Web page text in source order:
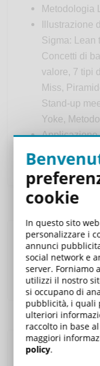
Metodologia
Illustrazione
Sigma: Lean
Concetti di
valore, 7 tipi
Miss,
Stand-up
Yoke,
Applicazione
Carrello
Il suo carrello è
Corsi
cookie
In questo sito
personalizzare i
annunci
social network e
server. Forniamo
utilizzi il nostro
si occupano di
pubblicità, i quali
ulteriori
raccolto in base
maggiori
policy.